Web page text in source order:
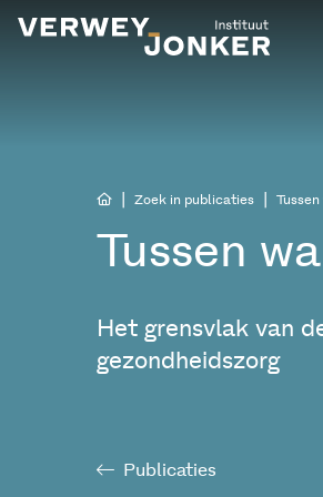
Zoek in publicaties
Tussen
Het grensvlak van
gezondheidszorg
Publicaties